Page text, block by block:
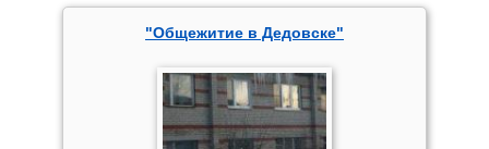
"Общежитие в Дедовске"